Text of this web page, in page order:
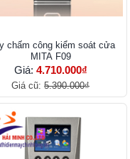
chấm công kiểm soát cửa
MITA F09
Giá: 4.710.000₫
Giá cũ: 5.390.000₫